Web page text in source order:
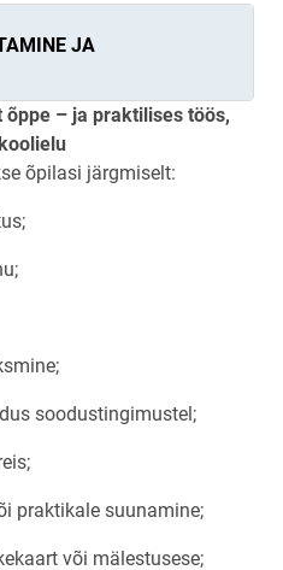
JA
õppe – ja praktilises töös,
õpilasi järgmiselt:
soodustingimustel;
praktikale suunamine;
või mälestusese;